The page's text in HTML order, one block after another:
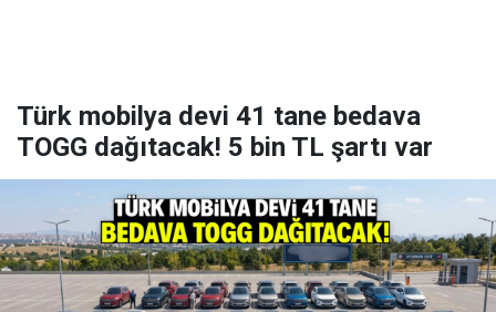
Türk mobilya devi 41 tane bedava
TOGG dağıtacak! 5 bin TL şartı var